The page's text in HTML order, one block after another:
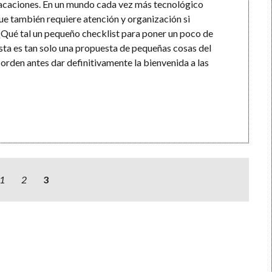
En un mundo cada vez más tecnológico
también requiere atención y organización si
tal un pequeño checklist para poner un poco de
es tan solo una propuesta de pequeñas cosas del
antes dar definitivamente la bienvenida a las
1 2 3